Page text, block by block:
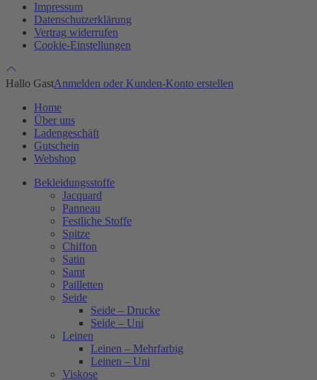
Impressum
Datenschutzerklärung
Vertrag widerrufen
Cookie-Einstellungen
Hallo GastAnmelden oder Kunden-Konto erstellen
Home
Über uns
Ladengeschäft
Gutschein
Webshop
Bekleidungsstoffe
Jacquard
Panneau
Festliche Stoffe
Spitze
Chiffon
Satin
Samt
Pailletten
Seide
Seide – Drucke
Seide – Uni
Leinen
Leinen – Mehrfarbig
Leinen – Uni
Viskose